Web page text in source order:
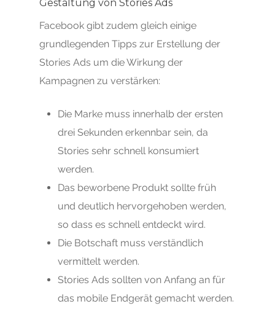
Gestaltung von Stories Ads
Facebook gibt zudem gleich einige
grundlegenden Tipps zur Erstellung der
Stories Ads um die Wirkung der
Kampagnen zu verstärken:
Die Marke muss innerhalb der ersten
drei Sekunden erkennbar sein, da
Stories sehr schnell konsumiert
werden.
Das beworbene Produkt sollte früh
und deutlich hervorgehoben werden,
so dass es schnell entdeckt wird.
Die Botschaft muss verständlich
vermittelt werden.
Stories Ads sollten von Anfang an für
das mobile Endgerät gemacht werden.